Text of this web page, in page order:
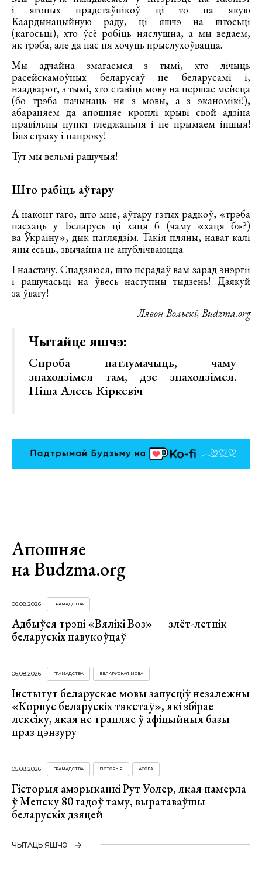
і ягоных прадстаўнікоў ці то на якую
Каардынацыйную раду, ці яшчэ на штосьці
(кагосьці), хто ўсё робіць няслушна, а мы ведаем,
як трэба, але да нас ня хочуць прыслухоўвацца.
Мы адчайна змагаемся з тымі, хто лічыць
расейскамоўных беларусаў не беларусамі і,
наадварот, з тымі, хто ставіць мову на першае мейсца
(бо трэба пачынаць ня з мовы, а з эканомікі!),
абараняем да апошняе кроплі крыві свой адзіна
правільны пункт гледжаньня і не прымаем іншыя!
Бяз страху і папроку!
Тут мы вельмі рашучыя!
Што рабіць аўтару
А наконт таго, што мне, аўтару гэтых радкоў, «трэба
паехаць у Беларусь ці хаця б (чаму «хаця б»?)
ва Ўкраіну», дык паглядзім. Такія пляны, нават калі
яны ёсьць, звычайна не апублічваюцца.
І наастачу. Спадзяюся, што перадаў вам зарад энэргіі
і рашучасьці на ўвесь наступны тыдзень! Дзякуй
за ўвагу!
Лявон Вольскі, Budzma.org
Чытайце яшчэ:
Спроба патлумачыць, чаму
знаходзімся там, дзе знаходзімся.
Піша Алесь Кіркевіч
Апошняе
на Budzma.org
06.08.2026 ГРАМАДСТВА
Адбыўся трэці «Вялікі Воз» — злёт-летнік
беларускіх навукоўцаў
06.08.2026 ГРАМАДСТВА БЕЛАРУСКАЯ МОВА
Інстытут беларускае мовы запусціў незалежны
«Корпус беларускіх тэкстаў», які збірае
лексіку, якая не трапляе ў афіцыйныя базы
праз цэнзуру
05.08.2026 ГРАМАДСТВА ГІСТОРЫЯ АСОБА
Гісторыя амэрыканкі Рут Уолер, якая памерла
ў Менску 80 гадоў таму, выратаваўшы
беларускіх дзяцей
ЧЫТАЦЬ ЯШЧЭ